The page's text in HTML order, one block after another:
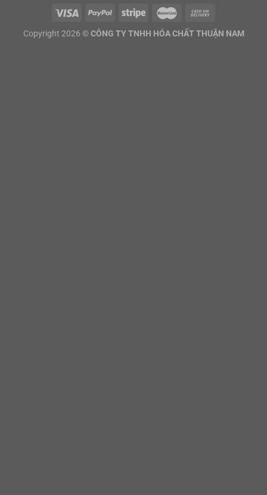
Copyright 2026 © CÔNG TY TNHH HÓA CHẤT THUẬN NAM